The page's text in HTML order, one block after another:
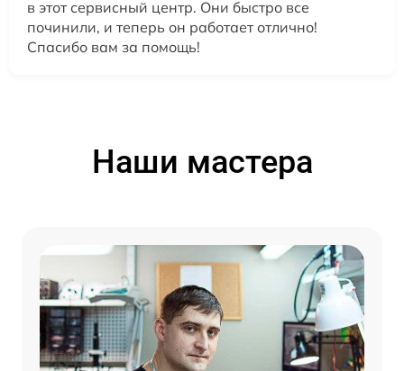
в этот сервисный центр. Они быстро все
починили, и теперь он работает отлично!
Спасибо вам за помощь!
Наши мастера